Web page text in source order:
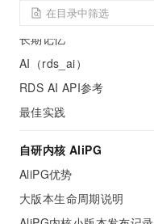
知识图谱-Ontology能力
长期记忆
AI（rds_ai）
RDS AI API参考
最佳实践
自研内核 AliPG
AliPG优势
大版本生命周期说明
精选产品
人工智能与机器学习
计算
容器
存储
精选解决方案
AI
互联网应用开发
大数据
现代化应用